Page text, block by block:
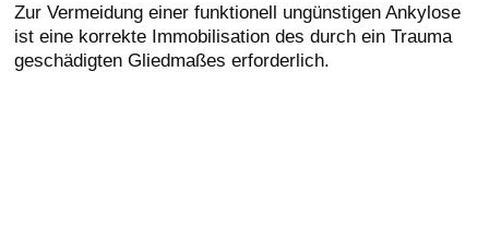
Zur Vermeidung einer funktionell ungünstigen Ankylose
ist eine korrekte Immobilisation des durch ein Trauma
geschädigten Gliedmaßes erforderlich.